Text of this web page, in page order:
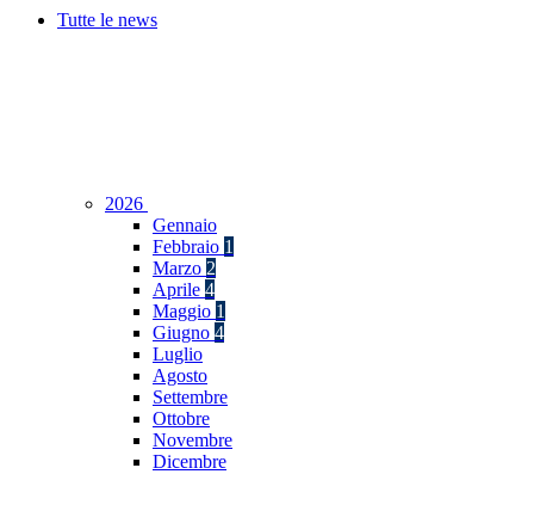
Tutte le news
2026
Gennaio
Febbraio 1
Marzo 2
Aprile 4
Maggio 1
Giugno 4
Luglio
Agosto
Settembre
Ottobre
Novembre
Dicembre